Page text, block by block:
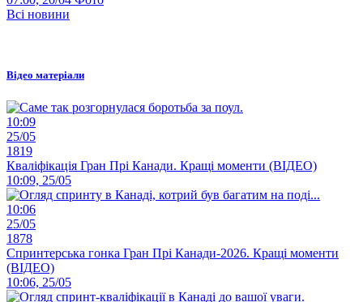
Всі новини
Відео матеріали
10:09
25/05
1819
Кваліфікація Гран Прі Канади. Кращі моменти (ВІДЕО)
10:09, 25/05
10:06
25/05
1878
Спринтерська гонка Гран Прі Канади-2026. Кращі моменти
(ВІДЕО)
10:06, 25/05